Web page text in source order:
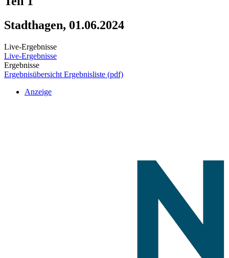
Stadthagen, 01.06.2024
Live-Ergebnisse
Live-Ergebnisse
Ergebnisse
Ergebnisübersicht Ergebnisliste (pdf)
Anzeige